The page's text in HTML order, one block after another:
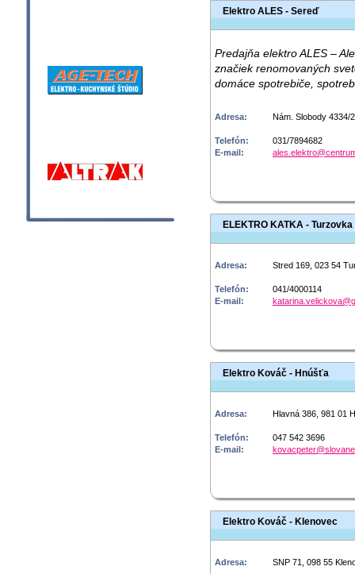
Elektro ALES - Sereď
Predajňa elektro ALES –
značiek renomovaných
domáce spotrebiče,
Adresa: Nám. Slobody 4334/
Telefón:
031/7894682
E-mail:
ELEKTRO KATKA - Turzovka
Adresa: Stred 169, 023 54
Telefón:
041/4000114
E-mail:
Elektro Kováč - Hnúšťa
Adresa: Hlavná 386, 981 01
Telefón:
047 542 3696
E-mail:
Elektro Kováč - Klenovec
Adresa: SNP 71, 098 55